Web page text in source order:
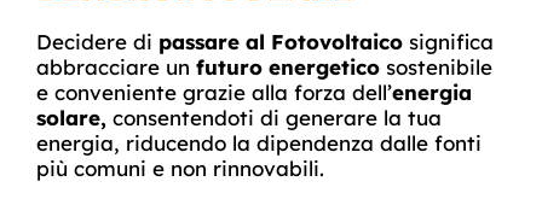
Decidere di passare al Fotovoltaico significa
abbracciare un futuro energetico sostenibile
e conveniente grazie alla forza dell’energia
solare, consentendoti di generare la tua
energia, riducendo la dipendenza dalle fonti
più comuni e non rinnovabili.